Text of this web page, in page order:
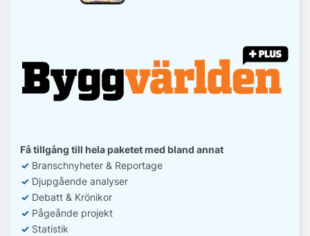
Få tillgång till hela paketet med bland annat
✓ Branschnyheter & Reportage
✓ Djupgående analyser
✓ Debatt & Krönikor
✓ Pågeånde projekt
✓ Statistik